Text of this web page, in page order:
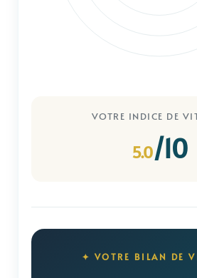
VOTRE INDICE DE
5.0/10
✦ VOTRE BILAN DE